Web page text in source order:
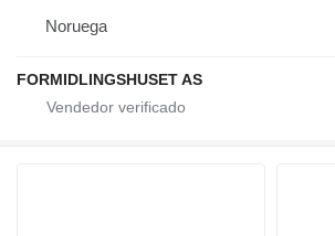
Noruega
FORMIDLINGSHUSET AS